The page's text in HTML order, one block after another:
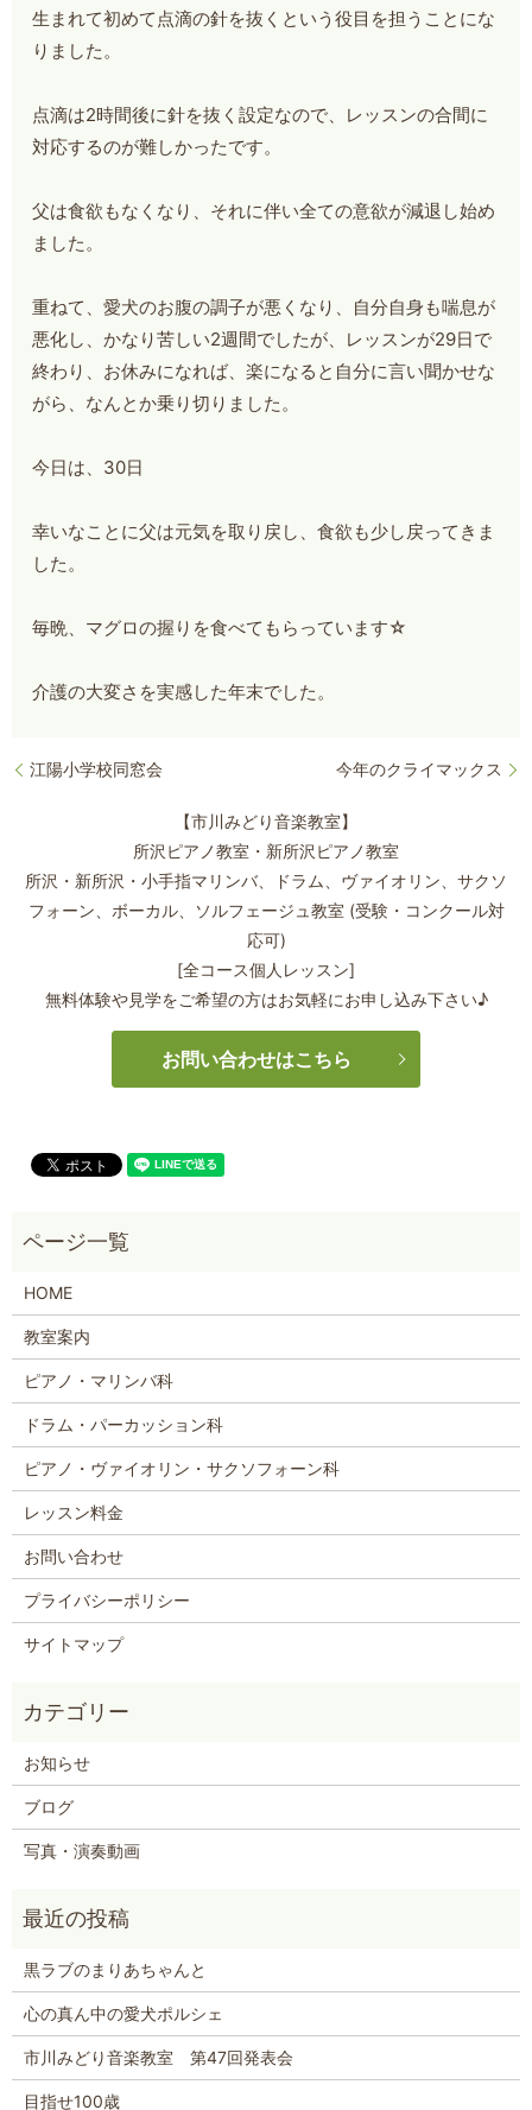
生まれて初めて点滴の針を抜くという役目を担うことにな
りました。
点滴は2時間後に針を抜く設定なので、レッスンの合間に
対応するのが難しかったです。
父は食欲もなくなり、それに伴い全ての意欲が減退し始め
ました。
重ねて、愛犬のお腹の調子が悪くなり、自分自身も喘息が
悪化し、かなり苦しい2週間でしたが、レッスンが29日で
終わり、お休みになれば、楽になると自分に言い聞かせな
がら、なんとか乗り切りました。
今日は、30日
幸いなことに父は元気を取り戻し、食欲も少し戻ってきま
した。
毎晩、マグロの握りを食べてもらっています☆
介護の大変さを実感した年末でした。
江陽小学校同窓会 今年のクライマックス
【市川みどり音楽教室】
所沢ピアノ教室・新所沢ピアノ教室
所沢・新所沢・小手指マリンバ、ドラム、ヴァイオリン、サクソ
フォーン、 ボーカル、ソルフェージュ教室 (受験・コンクール対
応可)
[全コース個人レッスン]
無料体験や見学をご希望の方はお気軽にお申し込み下さい♪
お問い合わせはこちら
HOME
教室案内
ピアノ・マリンバ科
ドラム・パーカッション科
ピアノ・ヴァイオリン・サクソフォーン科
レッスン料金
お問い合わせ
プライバシーポリシー
サイトマップ
お知らせ
ブログ
写真・演奏動画
黒ラブのまりあちゃんと
心の真ん中の愛犬ポルシェ
市川みどり音楽教室 第47回発表会
目指せ100歳